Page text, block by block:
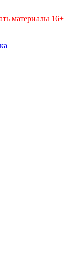
материалы 16+